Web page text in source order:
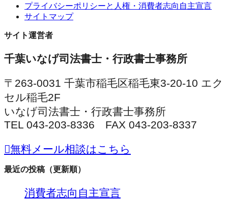
プライバシーポリシーと人権・消費者志向自主宣言
サイトマップ
サイト運営者
千葉いなげ司法書士・行政書士事務所
〒263-0031 千葉市稲毛区稲毛東3-20-10 エク
セル稲毛2F
いなげ司法書士・行政書士事務所
TEL 043-203-8336 FAX 043-203-8337
無料メール相談はこちら
最近の投稿（更新順）
消費者志向自主宣言